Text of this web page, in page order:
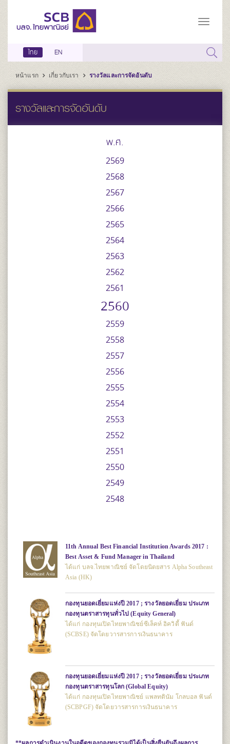
ไทย EN
หน้าแรก เกี่ยวกับเรา รางวัลและการจัดอันดับ
รางวัลและการจัดอันดับ
พ.ศ.
2569
2568
2567
2566
2565
2564
2563
2562
2561
2560
2559
2558
2557
2556
2555
2554
2553
2552
2551
2550
2549
2548
11th Annual Best Financial Institution Awards 2017 :
Best Asset & Fund Manager in Thailand
ได้แก่ บลจ.ไทยพาณิชย์ จัดโดยนิตยสาร Alpha Southeast
Asia (HK)
กองทุนยอดเยี่ยมแห่งปี 2017 ; รางวัลยอดเยี่ยม ประเภท
กองทุนตราสารทุนทั่วไป (Equity General)
ได้แก่ กองทุนเปิดไทยพาณิชย์ซีเล็คท์ อิควิตี้ ฟันด์
(SCBSE) จัดโดยวารสารการเงินธนาคาร
กองทุนยอดเยี่ยมแห่งปี 2017 ; รางวัลยอดเยี่ยม ประเภท
กองทุนตราสารทุนโลก (Global Equity)
ได้แก่ กองทุนเปิดไทยพาณิชย์ แพลทตินัม โกลบอล ฟันด์
(SCBPGF) จัดโดยวารสารการเงินธนาคาร